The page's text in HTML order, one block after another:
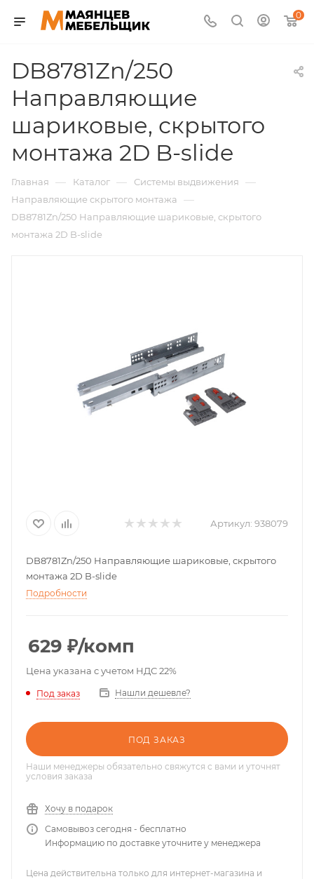
0
DB8781Zn/250
Направляющие
шариковые, скрытого
монтажа 2D B-slide
Главная — Каталог — Системы выдвижения —
Направляющие скрытого монтажа —
DB8781Zn/250 Направляющие шариковые, скрытого
монтажа 2D B-slide
Артикул: 938079
DB8781Zn/250 Направляющие шариковые, скрытого
монтажа 2D B-slide
Подробности
629 ₽/комп
Цена указана с учетом НДС 22%
Под заказ Нашли дешевле?
ПОД ЗАКАЗ
Наши менеджеры обязательно свяжутся с вами и уточнят
условия заказа
Хочу в подарок
Самовывоз сегодня - бесплатно
Информацию по доставке уточните у менеджера
Цена действительна только для интернет-магазина и